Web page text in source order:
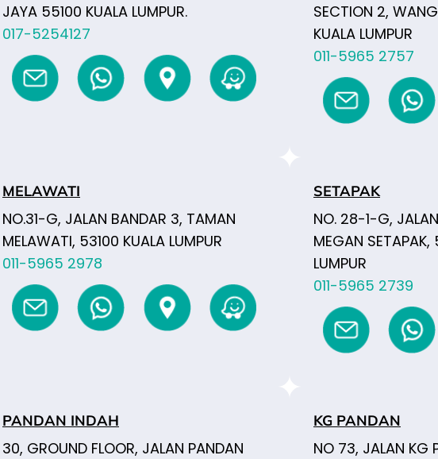
JAYA 55100 KUALA LUMPUR.
017-5254127
SECTION 2,
KUALA LUMPUR
011-5965 2757
MELAWATI
NO.31-G, JALAN BANDAR 3, TAMAN
MELAWATI, 53100 KUALA LUMPUR
011-5965 2978
SETAPAK
NO. 28-1-G,
MEGAN
LUMPUR
011-5965 2739
PANDAN INDAH
30, GROUND FLOOR, JALAN PANDAN
KG PANDAN
NO 73, JALAN KG